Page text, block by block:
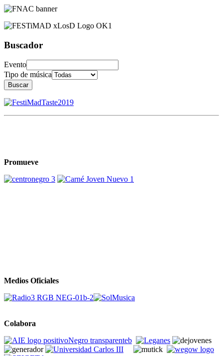
Buscador
Evento
Tipo de música
Buscar
Promueve
Medios Oficiales
Colabora